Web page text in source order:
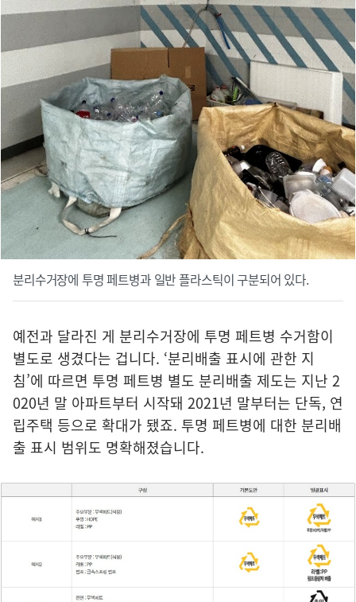
분리수거장에 투명 페트병과 일반 플라스틱이 구분되어 있다.
예전과 달라진 게 분리수거장에 투명 페트병 수거함이
별도로 생겼다는 겁니다. ‘분리배출 표시에 관한 지
침’에 따르면 투명 페트병 별도 분리배출 제도는 지난 2
020년 말 아파트부터 시작돼 2021년 말부터는 단독, 연
립주택 등으로 확대가 됐죠. 투명 페트병에 대한 분리배
출 표시 범위도 명확해졌습니다.